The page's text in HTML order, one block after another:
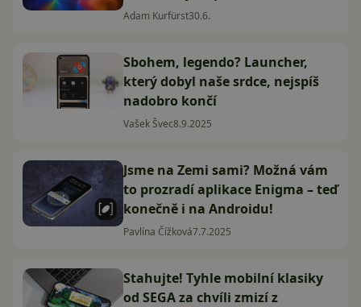
Adam Kurfürst30.6.
Sbohem, legendo? Launcher,
který dobyl naše srdce, nejspíš
nadobro končí
Vašek Švec8.9.2025
Jsme na Zemi sami? Možná vám
to prozradí aplikace Enigma – teď
konečně i na Androidu!
Pavlína Čížková7.7.2025
Stahujte! Tyhle mobilní klasiky
od SEGA za chvíli zmizí z